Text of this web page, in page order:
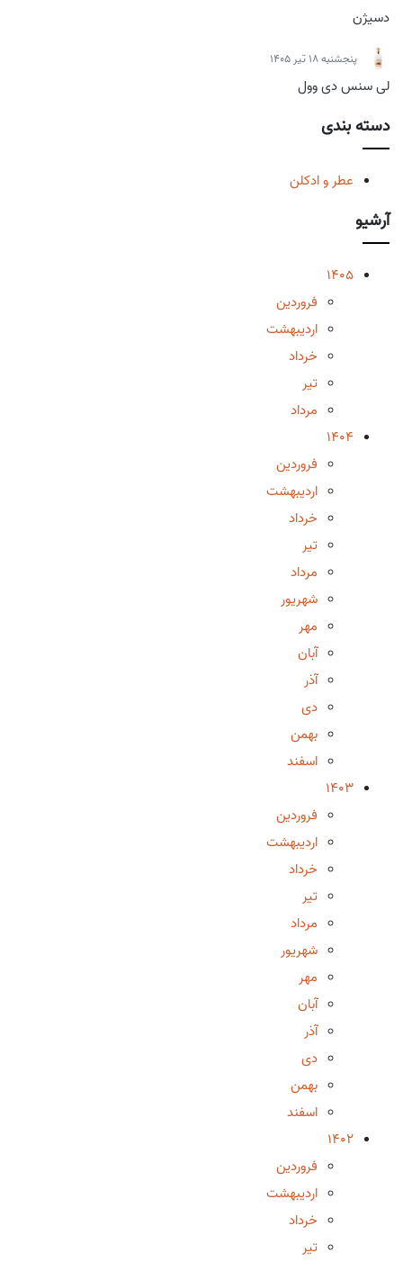
دسیژن
پنجشنبه 18 تیر 1405
لی سنس دی وول
دسته بندی
عطر و ادکلن
آرشیو
1405
فروردین
اردیبهشت
خرداد
تیر
مرداد
1404
فروردین
اردیبهشت
خرداد
تیر
مرداد
شهریور
مهر
آبان
آذر
دی
بهمن
اسفند
1403
فروردین
اردیبهشت
خرداد
تیر
مرداد
شهریور
مهر
آبان
آذر
دی
بهمن
اسفند
1402
فروردین
اردیبهشت
خرداد
تیر